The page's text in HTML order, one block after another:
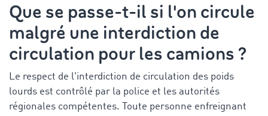
Que se passe-t-il si l'on circule
malgré une interdiction de
circulation pour les camions ?
Le respect de l'interdiction de circulation des poids
lourds est contrôlé par la police et les autorités
régionales compétentes. Toute personne enfreignant